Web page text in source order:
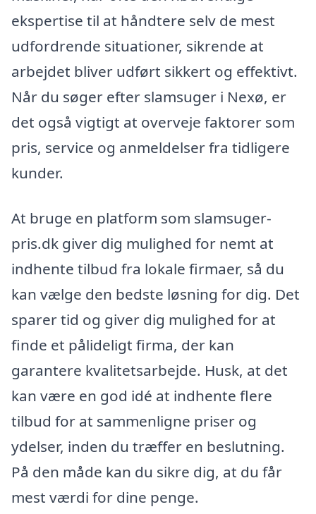
ekspertise til at håndtere selv de mest
udfordrende situationer, sikrende at
arbejdet bliver udført sikkert og effektivt.
Når du søger efter slamsuger i Nexø, er
det også vigtigt at overveje faktorer som
pris, service og anmeldelser fra tidligere
kunder.
At bruge en platform som slamsuger-
pris.dk giver dig mulighed for nemt at
indhente tilbud fra lokale firmaer, så du
kan vælge den bedste løsning for dig. Det
sparer tid og giver dig mulighed for at
finde et pålideligt firma, der kan
garantere kvalitetsarbejde. Husk, at det
kan være en god idé at indhente flere
tilbud for at sammenligne priser og
ydelser, inden du træffer en beslutning.
På den måde kan du sikre dig, at du får
mest værdi for dine penge.